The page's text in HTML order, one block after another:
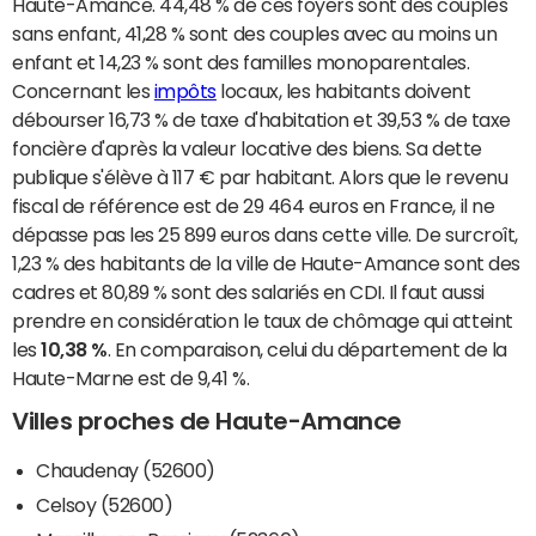
Haute-Amance. 44,48 % de ces foyers sont des couples
sans enfant, 41,28 % sont des couples avec au moins un
enfant et 14,23 % sont des familles monoparentales.
Concernant les impôtslocaux, les habitants doivent
débourser 16,73 % de taxe d'habitation et 39,53 % de taxe
foncière d'après la valeur locative des biens. Sa dette
publique s'élève à 117 € par habitant. Alors que le revenu
fiscal de référence est de 29 464 euros en France, il ne
dépasse pas les 25 899 euros dans cette ville. De surcroît,
1,23 % des habitants de la ville de Haute-Amance sont des
cadres et 80,89 % sont des salariés en CDI. Il faut aussi
prendre en considération le taux de chômage qui atteint
les10,38 % . En comparaison, celui du département de la
Haute-Marne est de 9,41 %.
Villes proches de Haute-Amance
Chaudenay (52600)
Celsoy (52600)